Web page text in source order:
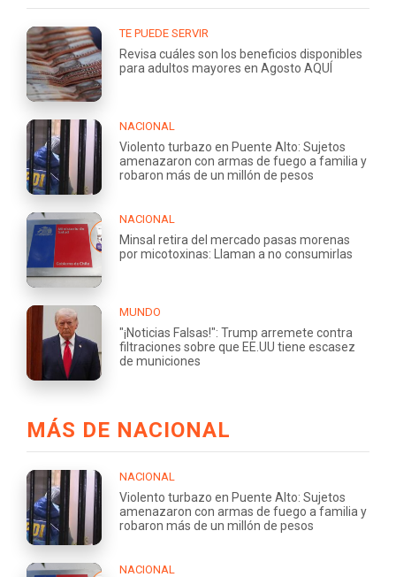
TE PUEDE SERVIR
Revisa cuáles son los beneficios disponibles
para adultos mayores en Agosto AQUÍ
NACIONAL
Violento turbazo en Puente Alto: Sujetos
amenazaron con armas de fuego a familia y
robaron más de un millón de pesos
NACIONAL
Minsal retira del mercado pasas morenas
por micotoxinas: Llaman a no consumirlas
MUNDO
"¡Noticias Falsas!": Trump arremete contra
filtraciones sobre que EE.UU tiene escasez
de municiones
MÁS DE NACIONAL
NACIONAL
Violento turbazo en Puente Alto: Sujetos
amenazaron con armas de fuego a familia y
robaron más de un millón de pesos
NACIONAL